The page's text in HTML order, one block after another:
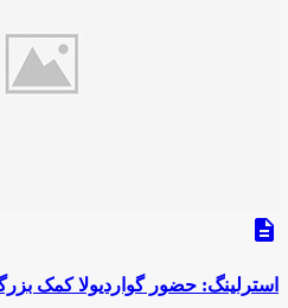
description
استرلینگ: حضور گواردیولا کمک